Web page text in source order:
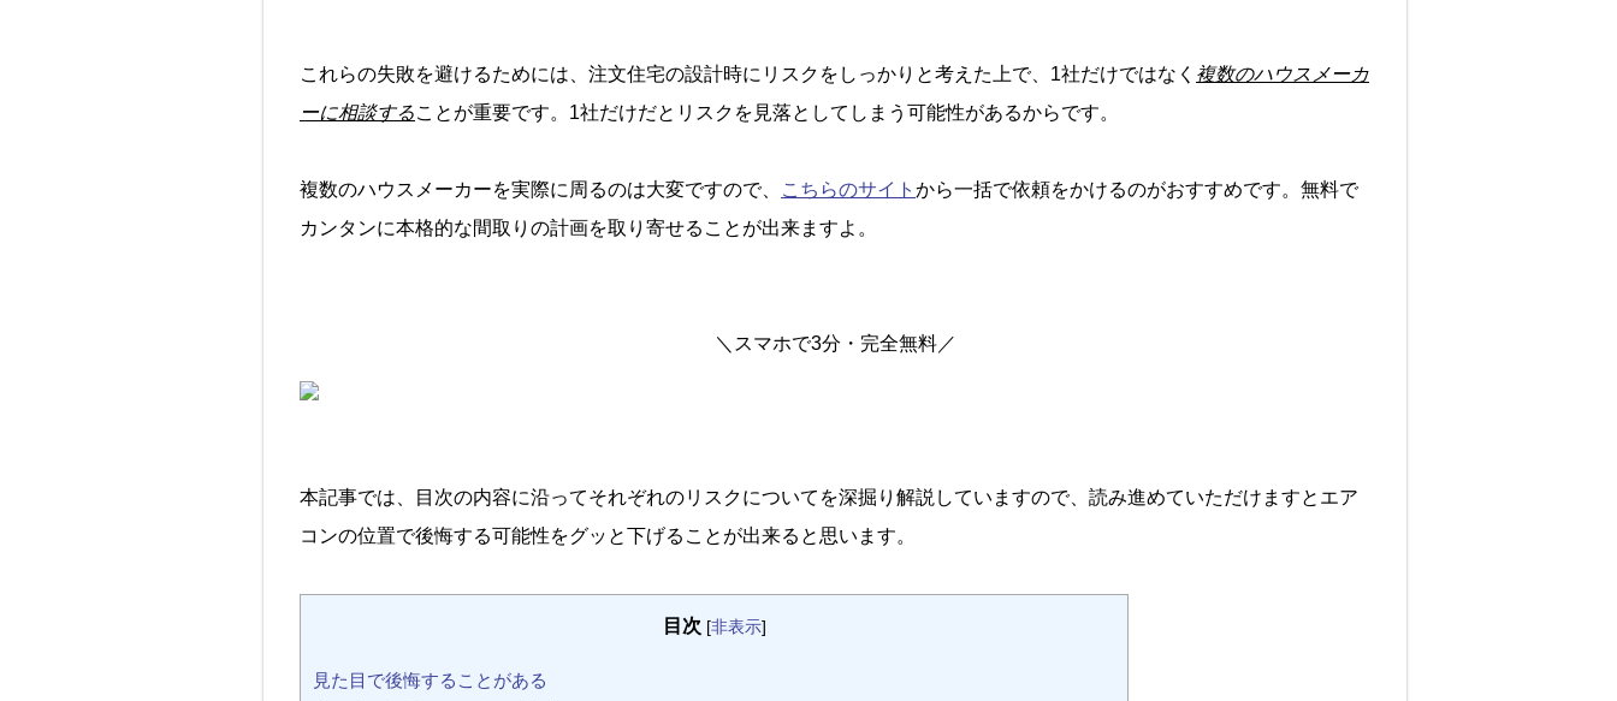
これらの失敗を避けるためには、注文住宅の設計時にリスクをしっかりと考えた上で、1社だけではなく 複数のハウスメーカ
ーに相談することが重要です。1社だけだとリスクを見落としてしまう可能性があるからです。
複数のハウスメーカーを実際に周るのは大変ですので、 こちらのサイト から一括で依頼をかけるのがおすすめです。無料で
カンタンに本格的な間取りの計画を取り寄せることが出来ますよ。
＼スマホで3分・完全無料／
本記事では、目次の内容に沿ってそれぞれのリスクについてを深掘り解説していますので、読み進めていただけますとエア
コンの位置で後悔する可能性をグッと下げることが出来ると思います。
目次 [非表示]
見た目で後悔することがある